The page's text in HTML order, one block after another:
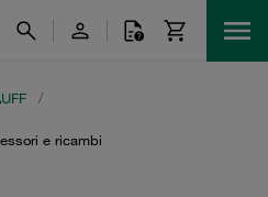
/
e ricambi